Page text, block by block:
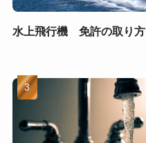
水上飛行機 免許の取り方